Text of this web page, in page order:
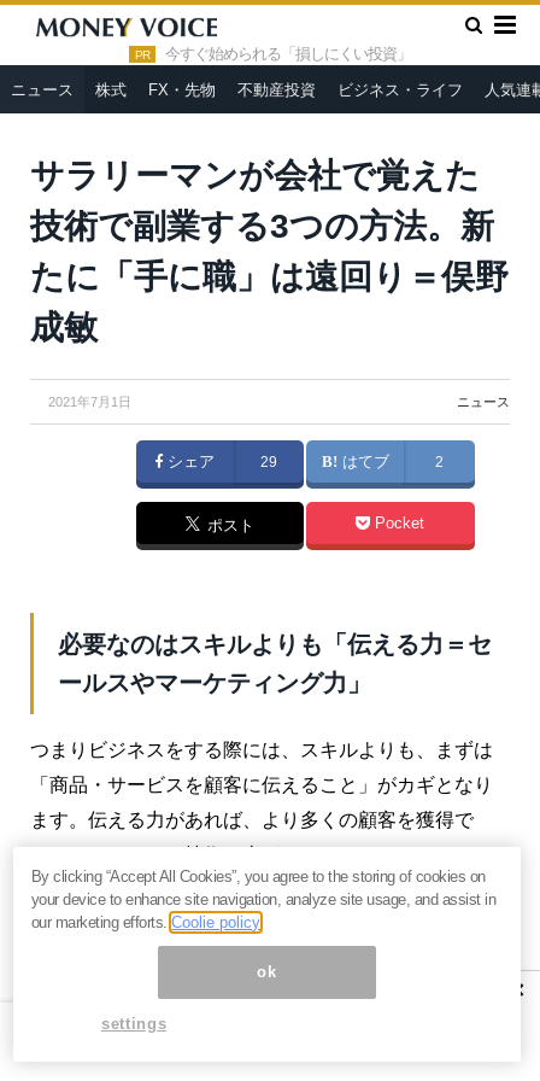
PR 今すぐ始められる「損しにくい投資」
ニュース 株式 FX・先物 不動産投資 ビジネス・ライフ 人気連
HOME » ニュース »
サラリーマンが会社で覚えた技術で副業す
る3つの方法。新たに「手に職」は遠回り＝俣野成敏
サラリーマンが会社で覚えた
技術で副業する3つの方法。新
たに「手に職」は遠回り＝俣野
成敏
2021年7月1日 ニュース
シェア 29 はてブ 2
ポスト Pocket
必要なのはスキルよりも「伝える力＝セ
ールスやマーケティング力」
つまりビジネスをする際には、スキルよりも、まずは
「商品・サービスを顧客に伝えること」がカギとなり
ます。伝える力があれば、より多くの顧客を獲得で
むしろ、必要なのはスキルよりも「伝える力＝セール
スやマーケティング力」のほうだということが、ご理
解いただけたのではないでしょうか。
実のところ、伝える力があれば、それだけで十分ビジ
ネスとして成り立ちます。副業初心者の場合は、結果
×
By clicking “Accept All Cookies”, you agree to the storing of cookies on
your device to enhance site navigation, analyze site usage, and assist in
our marketing efforts.Coolie policy
ok
settings